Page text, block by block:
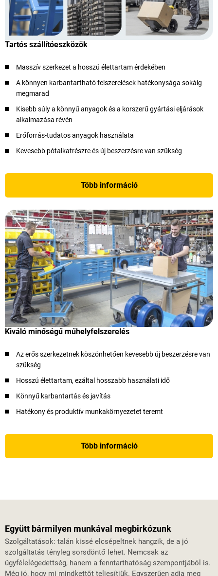
Tartós szállítóeszközök
Masszív szerkezet a hosszú élettartam érdekében
A könnyen karbantartható felszerelések hatékonysága sokáig
megmarad
Kisebb súly a könnyű anyagok és a korszerű gyártási eljárások
alkalmazása révén
Erőforrás-tudatos anyagok használata
Kevesebb pótalkatrészre és új beszerzésre van szükség
Több információ
Kiváló minőségű műhelyfelszerelés
Az erős szerkezetnek köszönhetően kevesebb új beszerzésre van
szükség
Hosszú élettartam, ezáltal hosszabb használati idő
Könnyű karbantartás és javítás
Hatékony és produktív munkakörnyezetet teremt
Több információ
Együtt bármilyen munkával megbirkózunk
Szolgáltatások: talán kissé elcsépeltnek hangzik, de a jó
szolgáltatás tényleg sorsdöntő lehet. Nemcsak az
ügyfélelégedettség, hanem a fenntarthatóság szempontjából is.
Még jó, hogy mi mindkettőt teljesítjük. Egyszerűen adja meg